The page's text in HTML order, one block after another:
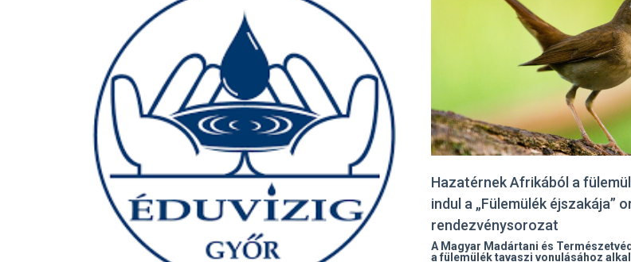
Hazatérnek Afrikából a
indul a „Fülemülék éjszakája”
rendezvénysorozat
A Magyar Madártani és
a fülemülék tavaszi vonulásához